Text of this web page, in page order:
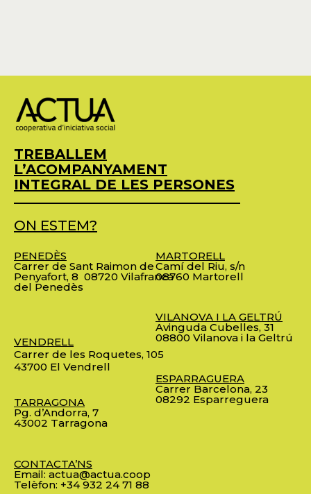
TREBALLEM
L’ACOMPANYAMENT
INTEGRAL DE LES PERSONES
ON ESTEM?
PENEDÈS
Carrer de Sant Raimon de
Penyafort, 8 08720 Vilafranca
del Penedès
VENDRELL
Carrer de les Roquetes, 105
43700 El Vendrell
TARRAGONA
Pg. d’Andorra, 7
43002 Tarragona
CONTACTA’NS
Email: actua@actua.coop
Telèfon: +34 932 24 71 88
MARTORELL
Camí del Riu, s/n
08760 Martorell
VILANOVA I LA GELTRÚ
Avinguda Cubelles, 31
08800 Vilanova i la Geltrú
ESPARRAGUERA
Carrer Barcelona, 23
08292 Esparreguera